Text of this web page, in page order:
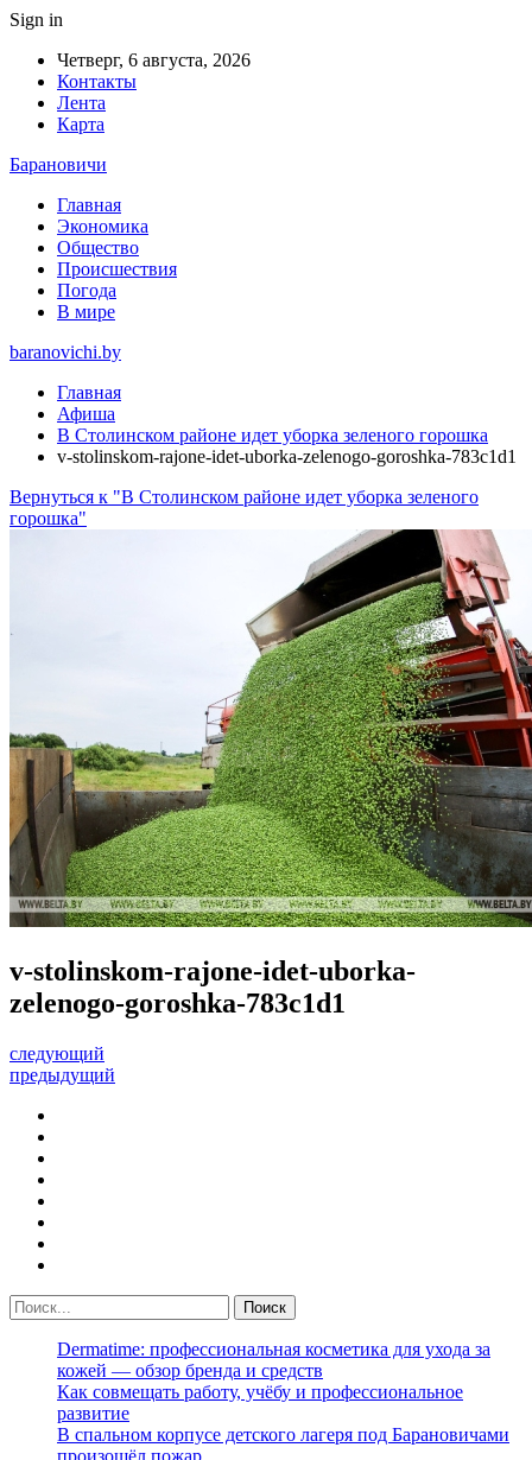
Sign in
Четверг, 6 августа, 2026
Контакты
Лента
Карта
Барановичи
Главная
Экономика
Общество
Происшествия
Погода
В мире
baranovichi.by
Главная
Афиша
В Столинском районе идет уборка зеленого горошка
v-stolinskom-rajone-idet-uborka-zelenogo-goroshka-783c1d1
Вернуться к "В Столинском районе идет уборка зеленого
горошка"
v-stolinskom-rajone-idet-uborka-
zelenogo-goroshka-783c1d1
следующий
предыдущий
Dermatime: профессиональная косметика для ухода за
кожей — обзор бренда и средств
Как совмещать работу, учёбу и профессиональное
развитие
В спальном корпусе детского лагеря под Барановичами
произошёл пожар